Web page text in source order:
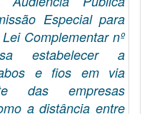
Especial para
Complementar nº
estabelecer a
e fios em via
das empresas
a distância entre